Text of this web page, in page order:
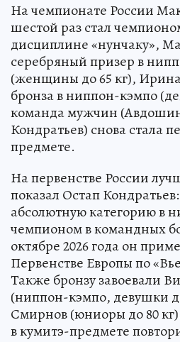
На чемпионате России
шестой раз стал
дисциплине «нунчаку»,
серебряный призер в
(женщины до 65 кг),
бронза в ниппон-кэмпо
команда мужчин
Кондратьев) снова стала
предмете.
На первенстве России
показал Остап
абсолютную категорию в
чемпионом в командных
октябре 2026 года он
Первенстве Европы по
Также бронзу завоевали
(ниппон-кэмпо, девушки
Смирнов (юниоры до 80
в кумитэ-предмете